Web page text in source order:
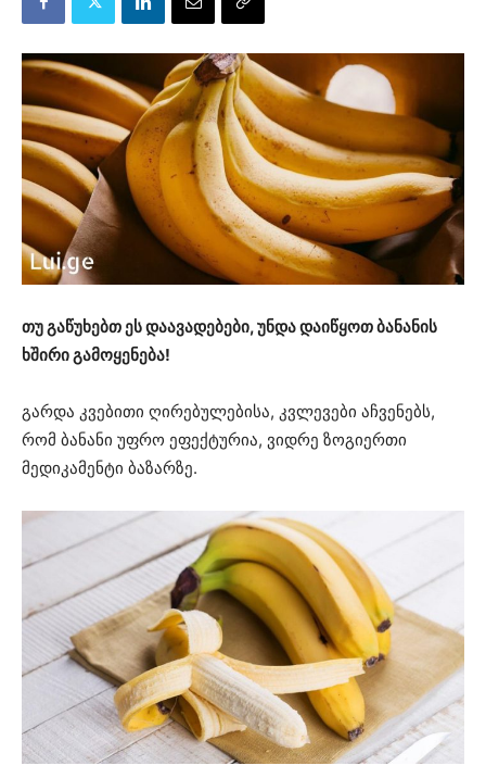
თუ გაწუხებთ ეს დაავადებები, უნდა დაიწყოთ ბანანის
ხშირი გამოყენება!
გარდა კვებითი ღირებულებისა, კვლევები აჩვენებს,
რომ ბანანი უფრო ეფექტურია, ვიდრე ზოგიერთი
მედიკამენტი ბაზარზე.